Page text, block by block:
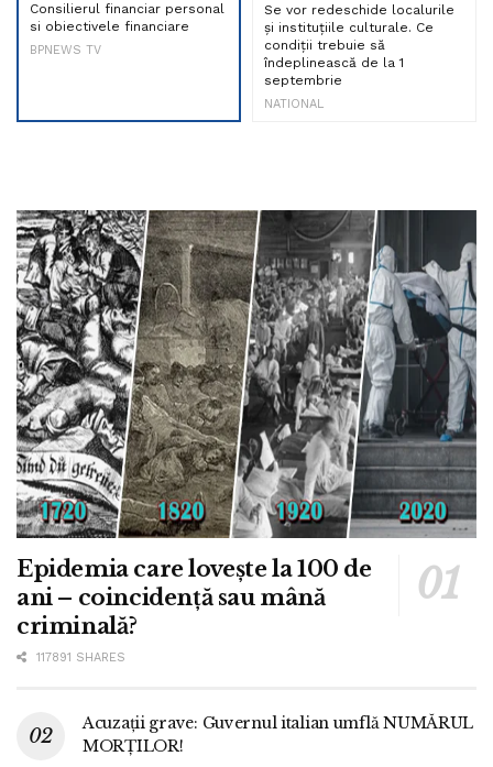
Consilierul financiar personal
si obiectivele financiare
BPNEWS TV
Se vor redeschide localurile
și instituțiile culturale. Ce
condiții trebuie să
îndeplinească de la 1
septembrie
NATIONAL
Epidemia care lovește la 100 de
ani – coincidență sau mână
criminală?
117891 SHARES
Acuzații grave: Guvernul italian umflă NUMĂRUL
MORȚILOR!